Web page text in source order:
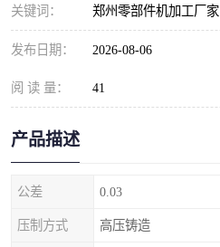
关键词： 郑州零部件机加工厂家
发布日期： 2026-08-06
阅 读 量： 41
产品描述
公差 0.03
压制方式 高压铸造